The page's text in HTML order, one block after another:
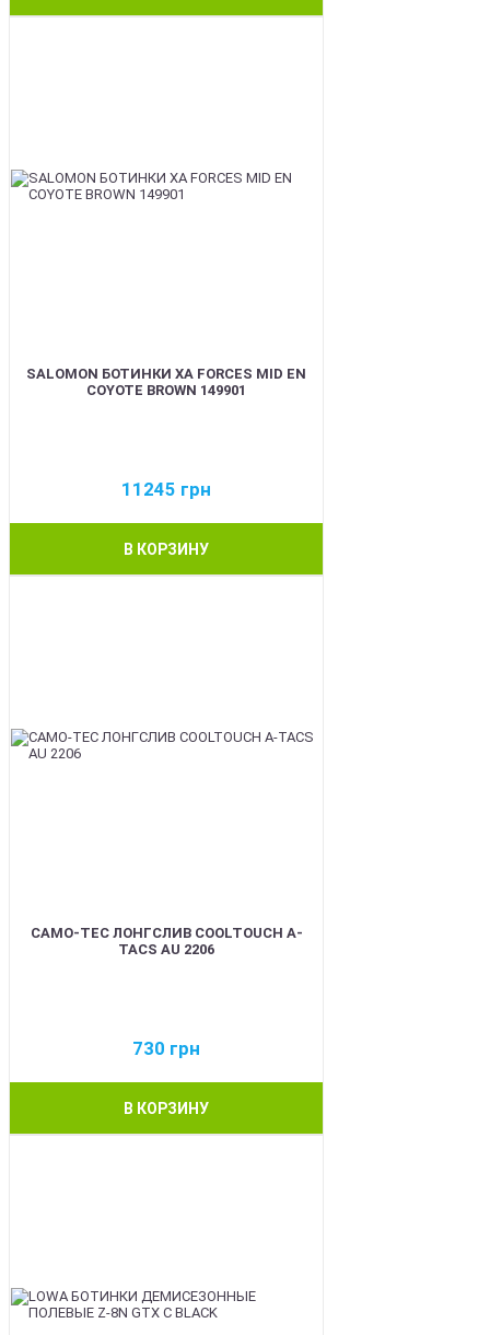
SALOMON БОТИНКИ XA FORCES MID EN
COYOTE BROWN 149901
11245 грн
В КОРЗИНУ
CAMO-TEC ЛОНГСЛИВ COOLTOUCH A-
TACS AU 2206
730 грн
В КОРЗИНУ